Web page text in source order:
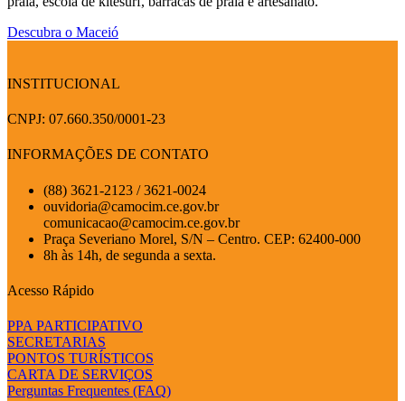
Descubra o Maceió
INSTITUCIONAL
CNPJ: 07.660.350/0001-23
INFORMAÇÕES DE CONTATO
(88) 3621-2123 / 3621-0024
ouvidoria@camocim.ce.gov.br
comunicacao@camocim.ce.gov.br
Praça Severiano Morel, S/N – Centro. CEP: 62400-000
8h às 14h, de segunda a sexta.
Acesso Rápido
PPA PARTICIPATIVO
SECRETARIAS
PONTOS TURÍSTICOS
CARTA DE SERVIÇOS
Perguntas Frequentes (FAQ)